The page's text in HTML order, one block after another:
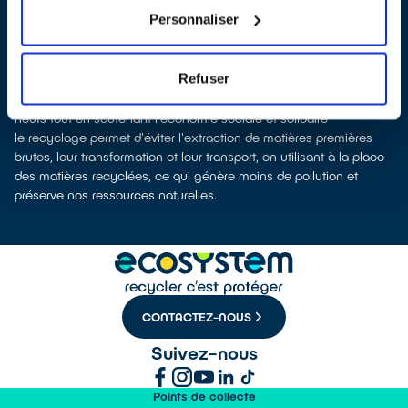
Personnaliser
Refuser
Recycler, c’est économiser les ressources et réduire l’impact
environnemental
La production d’appareils électriques neufs est génératrice de
pollution et consommatrice de ressources naturelles.
donner son appareil permet d’éviter la production de appareils
neufs tout en soutenant l'économie sociale et solidaire
le recyclage permet d'éviter l'extraction de matières premières
brutes, leur transformation et leur transport, en utilisant à la place
des matières recyclées, ce qui génère moins de pollution et
préserve nos ressources naturelles.
CONTACTEZ-NOUS
Suivez-nous
Points de collecte